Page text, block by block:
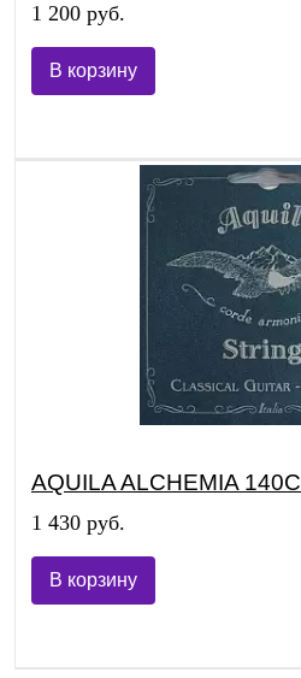
1 200 руб.
В корзину
AQUILA ALCHEMIA 140C
1 430 руб.
В корзину